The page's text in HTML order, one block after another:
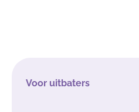
Voor uitbaters